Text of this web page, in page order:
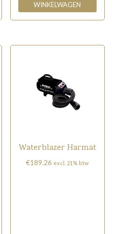
WINKELWAGEN
Waterblazer Harmat
€189.26 excl. 21% btw